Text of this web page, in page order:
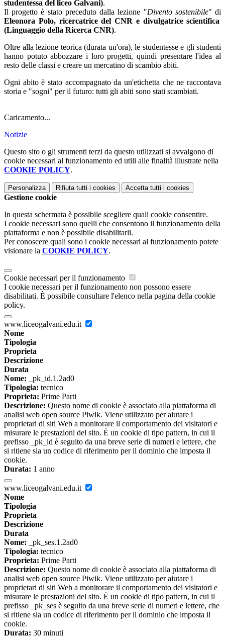
studentessa del liceo Galvani).
Il progetto è stato preceduto dalla lezione "Divento sostenibile" di
Eleonora Polo, ricercatrice del CNR e divulgatrice scientifica
(Linguaggio della Ricerca CNR).
Oltre alla lezione teorica (durata un'ora), le studentesse e gli studenti
hanno potuto abbozzare i loro progetti, quindi presentare l'idea al
resto delle classi e creare un mercatino di scambio abiti.
Ogni abito è stato accompagnato da un'etichetta che ne raccontava
storia e "sogni" per il futuro: tutti gli abiti sono stati scambiati.
Caricamento...
Notizie
Questo sito o gli strumenti terzi da questo utilizzati si avvalgono di
cookie necessari al funzionamento ed utili alle finalità illustrate nella
COOKIE POLICY.
Personalizza Rifiuta tutti i cookies Accetta tutti i cookies
Gestione cookie
In questa schermata è possibile scegliere quali cookie consentire.
I cookie necessari sono quelli che consentono il funzionamento della
piattaforma e non è possibile disabilitarli.
Per conoscere quali sono i cookie necessari al funzionamento potete
visionare la COOKIE POLICY.
Cookie necessari per il funzionamento
I cookie necessari per il funzionamento non possono essere
disabilitati. È possibile consultare l'elenco nella pagina della cookie
policy.
www.liceogalvani.edu.it
Nome
Tipologia
Proprieta
Descrizione
Durata
Nome: _pk_id.1.2ad0
Tipologia: tecnico
Proprieta: Prime Parti
Descrizione: Questo nome di cookie è associato alla piattaforma di
analisi web open source Piwik. Viene utilizzato per aiutare i
proprietari di siti Web a monitorare il comportamento dei visitatori e
misurare le prestazioni del sito. È un cookie di tipo pattern, in cui il
prefisso _pk_id è seguito da una breve serie di numeri e lettere, che
si ritiene sia un codice di riferimento per il dominio che imposta il
cookie.
Durata: 1 anno
www.liceogalvani.edu.it
Nome
Tipologia
Proprieta
Descrizione
Durata
Nome: _pk_ses.1.2ad0
Tipologia: tecnico
Proprieta: Prime Parti
Descrizione: Questo nome di cookie è associato alla piattaforma di
analisi web open source Piwik. Viene utilizzato per aiutare i
proprietari di siti Web a monitorare il comportamento dei visitatori e
misurare le prestazioni del sito. È un cookie di tipo pattern, in cui il
prefisso _pk_ses è seguito da una breve serie di numeri e lettere, che
si ritiene sia un codice di riferimento per il dominio che imposta il
cookie.
Durata: 30 minuti